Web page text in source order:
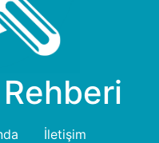
İletişim